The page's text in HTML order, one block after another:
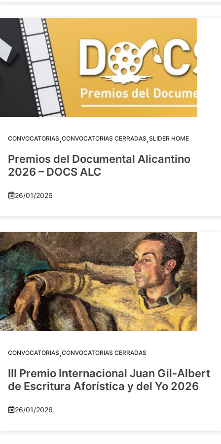
CONVOCATORIAS,CONVOCATORIAS CERRADAS,SLIDER HOME
Premios del Documental Alicantino
2026 – DOCS ALC
26/01/2026
CONVOCATORIAS,CONVOCATORIAS CERRADAS
III Premio Internacional Juan Gil-Albert
de Escritura Aforística y del Yo 2026
26/01/2026